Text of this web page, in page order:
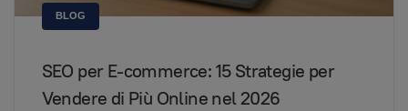
BLOG
SEO per E-commerce: 15 Strategie per
Vendere di Più Online nel 2026